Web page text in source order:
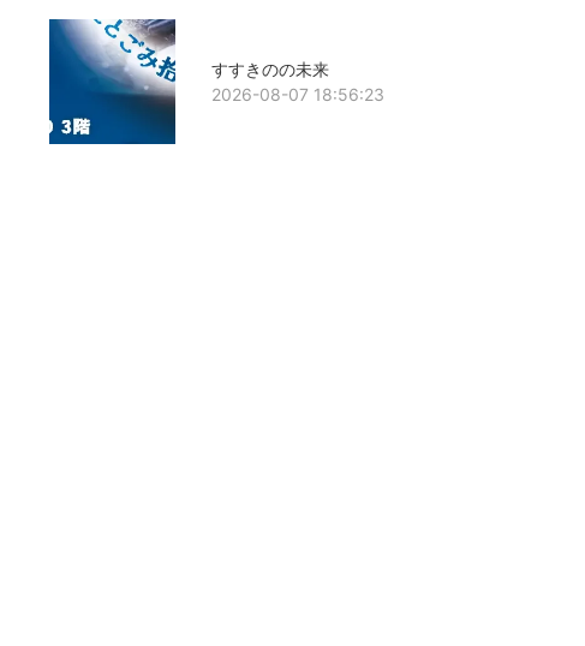
すすきのの未来
2026-08-07 18:56:23